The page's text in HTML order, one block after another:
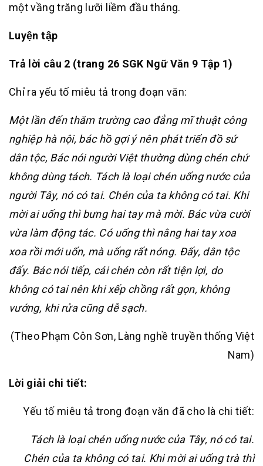
một vầng trăng lưỡi liềm đầu tháng.
Luyện tập
Trả lời câu 2 (trang 26 SGK Ngữ Văn 9 Tập 1)
Chỉ ra yếu tố miêu tả trong đoạn văn:
Một lần đến thăm trường cao đẳng mĩ thuật công
nghiệp hà nội, bác hồ gợi ý nên phát triển đồ sứ
dân tộc, Bác nói người Việt thường dùng chén chứ
không dùng tách. Tách là loại chén uống nước của
người Tây, nó có tai. Chén của ta không có tai. Khi
mời ai uống thì bưng hai tay mà mời. Bác vừa cười
vừa làm động tác. Có uống thì nâng hai tay xoa
xoa rồi mới uốn, mà uống rất nóng. Đấy, dân tộc
đấy. Bác nói tiếp, cái chén còn rất tiện lợi, do
không có tai nên khi xếp chồng rất gọn, không
vướng, khi rửa cũng dễ sạch.
(Theo Phạm Côn Sơn, Làng nghề truyền thống Việt
Nam)
Lời giải chi tiết:
Yếu tố miêu tả trong đoạn văn đã cho là chi tiết:
Tách là loại chén uống nước của Tây, nó có tai.
Chén của ta không có tai. Khi mời ai uống trà thì